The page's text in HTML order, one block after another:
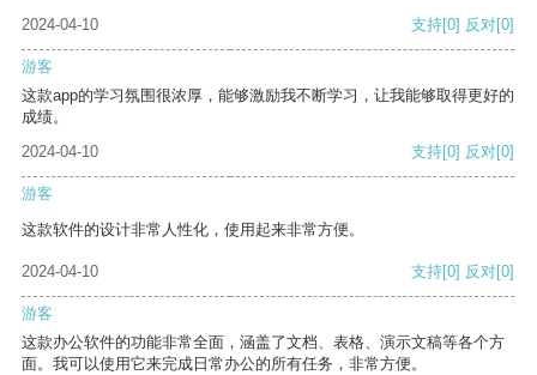
2024-04-10
支持[0] 反对[0]
游客
这款app的学习氛围很浓厚，能够激励我不断学习，让我能够取得更好的
成绩。
2024-04-10
支持[0] 反对[0]
游客
这款软件的设计非常人性化，使用起来非常方便。
2024-04-10 支持[0] 反对[0]
游客
这款办公软件的功能非常全面，涵盖了文档、表格、演示文稿等各个方
面。我可以使用它来完成日常办公的所有任务，非常方便。